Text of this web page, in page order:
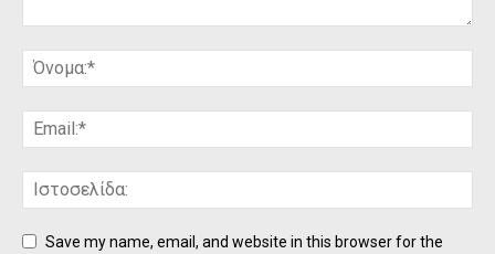
Save my name, email, and website in this browser for the